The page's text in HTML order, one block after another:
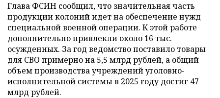
Глава ФСИН сообщил, что значительная часть
продукции колоний идет на обеспечение нужд
специальной военной операции. К этой работе
дополнительно привлекли около 16 тыс.
осужденных. За год ведомство поставило товары
для СВО примерно на 5,5 млрд рублей, а общий
объем производства учреждений уголовно-
исполнительной системы в 2025 году достиг 47
млрд рублей.